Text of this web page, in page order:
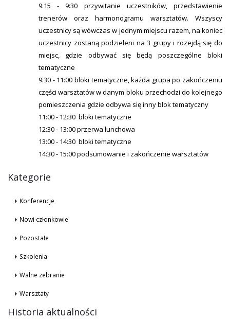
9:15 - 9:30 przywitanie uczestników, przedstawienie
trenerów oraz harmonogramu warsztatów. Wszyscy
uczestnicy są wówczas w jednym miejscu razem, na koniec
uczestnicy zostaną podzieleni na 3 grupy i rozejdą się do
miejsc, gdzie odbywać się będą poszczególne bloki
tematyczne
9:30 - 11:00 bloki tematyczne, każda grupa po zakończeniu
części warsztatów w danym bloku przechodzi do kolejnego
pomieszczenia gdzie odbywa się inny blok tematyczny
11:00 - 12:30 bloki tematyczne
12:30 - 13:00 przerwa lunchowa
13:00 - 14:30 bloki tematyczne
14:30 - 15:00 podsumowanie i zakończenie warsztatów
Kategorie
Konferencje
Nowi członkowie
Pozostałe
Szkolenia
Walne zebranie
Warsztaty
Historia aktualności